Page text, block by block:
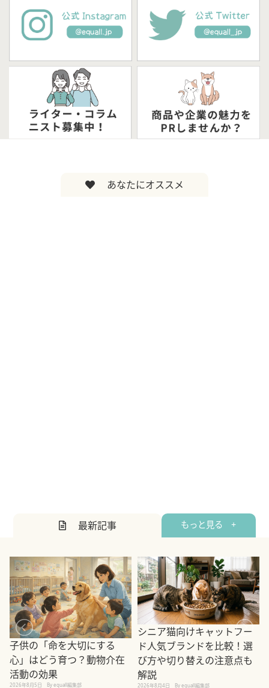
あなたにオススメ
最新記事 もっと見る +
子供の「命を大切にする
心」はどう育つ？動物介在
活動の効果
2026年8月5日 By equall編集部
シニア猫向けキャットフー
ド人気ブランドを比較！選
び方や切り替えの注意点も
解説
2026年8月4日 By equall編集部